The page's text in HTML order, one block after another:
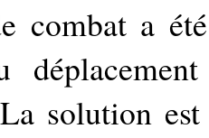
combat a
solution